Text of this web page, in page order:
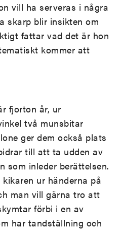
vill ha serveras i några
skarp blir insikten om
fattar vad det är hon
kommer att
fjorton år, ur
två munsbitar
ger dem också plats
till att ta udden av
som inleder berättelsen.
ur händerna på
man vill gärna tro att
förbi i en av
har tandställning och